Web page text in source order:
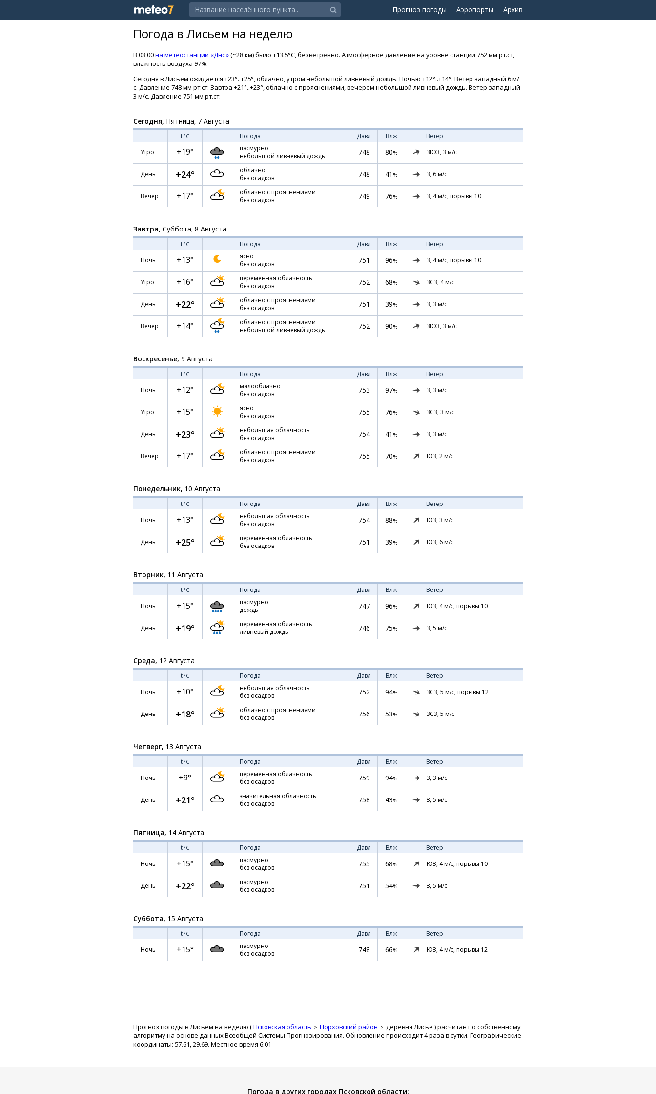
Прогноз погоды Аэропорты Архив
Погода в Лисьем на неделю
В 03:00на метеостанции «Дно»(~28 км) было +13.5°C, безветренно. Атмосферное давление на уровне станции 752 мм рт.ст,
влажность воздуха 97%.
Сегодня в Лисьем ожидается +23°..+25°, облачно, утром небольшой ливневый дождь. Ночью +12°..+14°. Ветер западный 6 м/
с. Давление 748 мм рт.ст. Завтра +21°..+23°, облачно с прояснениями, вечером небольшой ливневый дождь. Ветер западный
3 м/с. Давление 751 мм рт.ст.
Сегодня, Пятница, 7 Августа
t°C Погода Давл Влж
Ветер
Утро
+19°
пасмурно
небольшой ливневый дождь
748 80% ЗЮЗ, 3 м/с
День +24°
облачно
без осадков
748 41 % З, 6м/с
Вечер +17°
облачно с прояснениями
без осадков
749 76% З, 4м/с, порывы 10
Завтра, Суббота, 8 Августа
t°C Погода Давл Влж
Ветер
Ночь
+13°
ясно
без осадков
751 96% З, 4м/с, порывы 10
Утро +16°
переменная облачность
без осадков
752 68% ЗСЗ, 4м/с
День +22°
облачно с прояснениями
без осадков
751 39% З, 3 м/с
Вечер +14°
облачно с прояснениями
небольшой ливневый дождь
752 90% ЗЮЗ, 3 м/с
Воскресенье, 9 Августа
t°C Погода Давл Влж
Ветер
Ночь
+12°
малооблачно
без осадков
753 97% З, 3 м/с
Утро +15°
ясно
без осадков
755 76% ЗСЗ, 3 м/с
День +23°
небольшая облачность
без осадков
754 41 % З, 3 м/с
Вечер +17°
облачно с прояснениями
без осадков
755 70% ЮЗ, 2м/с
Понедельник, 10 Августа
t°C Погода Давл Влж
Ветер
Ночь
+13°
небольшая облачность
без осадков
754 88% ЮЗ, 3 м/с
День +25°
переменная облачность
без осадков
751 39% ЮЗ, 6м/с
Вторник, 11 Августа
t°C Погода Давл Влж
Ветер
Ночь
+15°
пасмурно
дождь
747 96% ЮЗ, 4м/с, порывы 10
День +19°
переменная облачность
ливневый дождь
746 75% З, 5 м/с
Среда, 12 Августа
t°C Погода Давл Влж
Ветер
Ночь
+10°
небольшая облачность
без осадков
752 94% ЗСЗ, 5 м/с, порывы 12
День +18°
облачно с прояснениями
без осадков
756 53% ЗСЗ, 5 м/с
Четверг, 13 Августа
t°C Погода Давл Влж
Ветер
Ночь
+9°
переменная облачность
без осадков
759 94% З, 3 м/с
День +21°
значительная облачность
без осадков
758 43% З, 5 м/с
Пятница, 14 Августа
t°C Погода Давл Влж
Ветер
Ночь
+15°
пасмурно
без осадков
755 68% ЮЗ, 4м/с, порывы 10
День +22°
пасмурно
без осадков
751 54% З, 5 м/с
Суббота, 15 Августа
t°C Погода Давл Влж
Ветер
Ночь
+15°
пасмурно
без осадков
748 66% ЮЗ, 4м/с, порывы 12
Прогноз погоды в Лисьем на неделю (Псковская область Порховский район деревня Лисье ) расчитан по собственному
алгоритму на основе данных Всеобщей Системы Прогнозирования. Обновление происходит 4 раза в сутки. Географические
координаты: 57.61, 29.69. Местное время 6:01
Погода в других городах Псковской области: